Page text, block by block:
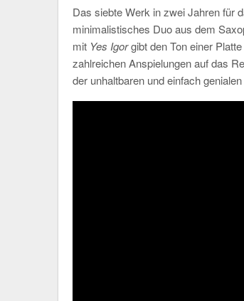
Das siebte Werk in zwei Jahren für
minimalistisches Duo aus dem
mit Yes Igorgibt den Ton einer
zahlreichen Anspielungen auf das
der unhaltbaren und einfach